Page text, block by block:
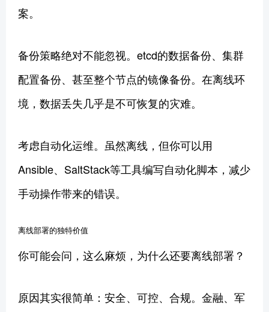
案。
备份策略绝对不能忽视。etcd的数据备份、集群
配置备份、甚至整个节点的镜像备份。在离线环
境，数据丢失几乎是不可恢复的灾难。
考虑自动化运维。虽然离线，但你可以用
Ansible、SaltStack等工具编写自动化脚本，减少
手动操作带来的错误。
离线部署的独特价值
你可能会问，这么麻烦，为什么还要离线部署？
原因其实很简单：安全、可控、合规。金融、军